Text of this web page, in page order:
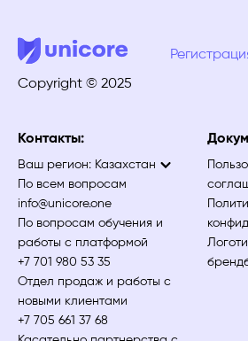
Copyright © 2025
Контакты:
Ваш регион: Казахстан
По всем вопросам
info@unicore.one
По вопросам обучения и
работы с платформой
+7 701 980 53 35
Отдел продаж и работы с
новыми клиентами
+7 705 661 37 68